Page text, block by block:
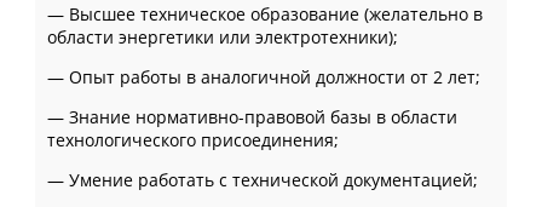
— Высшее техническое образование (желательно в
области энергетики или электротехники);
— Опыт работы в аналогичной должности от 2 лет;
— Знание нормативно-правовой базы в области
технологического присоединения;
— Умение работать с технической документацией;